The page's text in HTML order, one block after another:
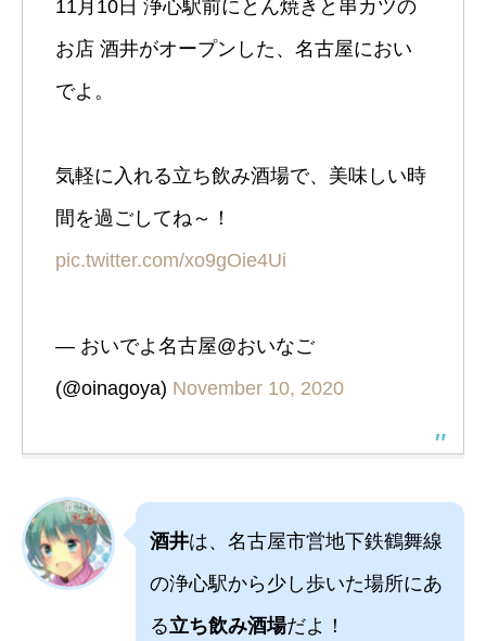
11月10日 浄心駅前にとん焼きと串カツの
お店 酒井がオープンした、名古屋におい
でよ。
気軽に入れる立ち飲み酒場で、美味しい時
間を過ごしてね～！
pic.twitter.com/xo9gOie4Ui
— おいでよ名古屋@おいなご
(@oinagoya) November 10, 2020
酒井は、名古屋市営地下鉄鶴舞線
の浄心駅から少し歩いた場所にあ
る立ち飲み酒場だよ！